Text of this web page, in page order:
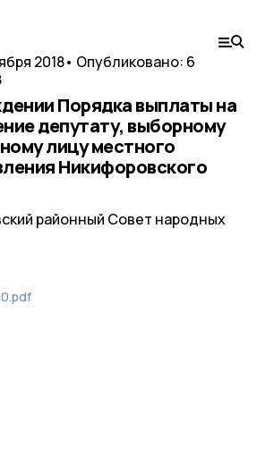
2018• Опубликовано: 6
Порядка выплаты на
депутату, выборному
лицу местного
Никифоровского
районный Совет народных